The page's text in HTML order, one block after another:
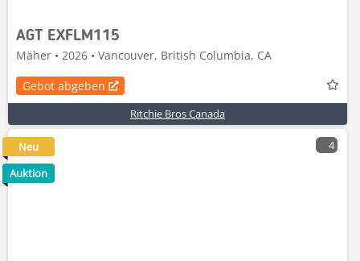
AGT EXFLM115
Mäher • 2026 • Vancouver, British Columbia, CA
Gebot abgeben
Ritchie Bros Canada
4
Neu
Auktion